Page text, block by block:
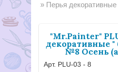
Перья декоративные
"Mr.Painter"
декоративные "
№8 Осень
Арт. PLU-03 - 8